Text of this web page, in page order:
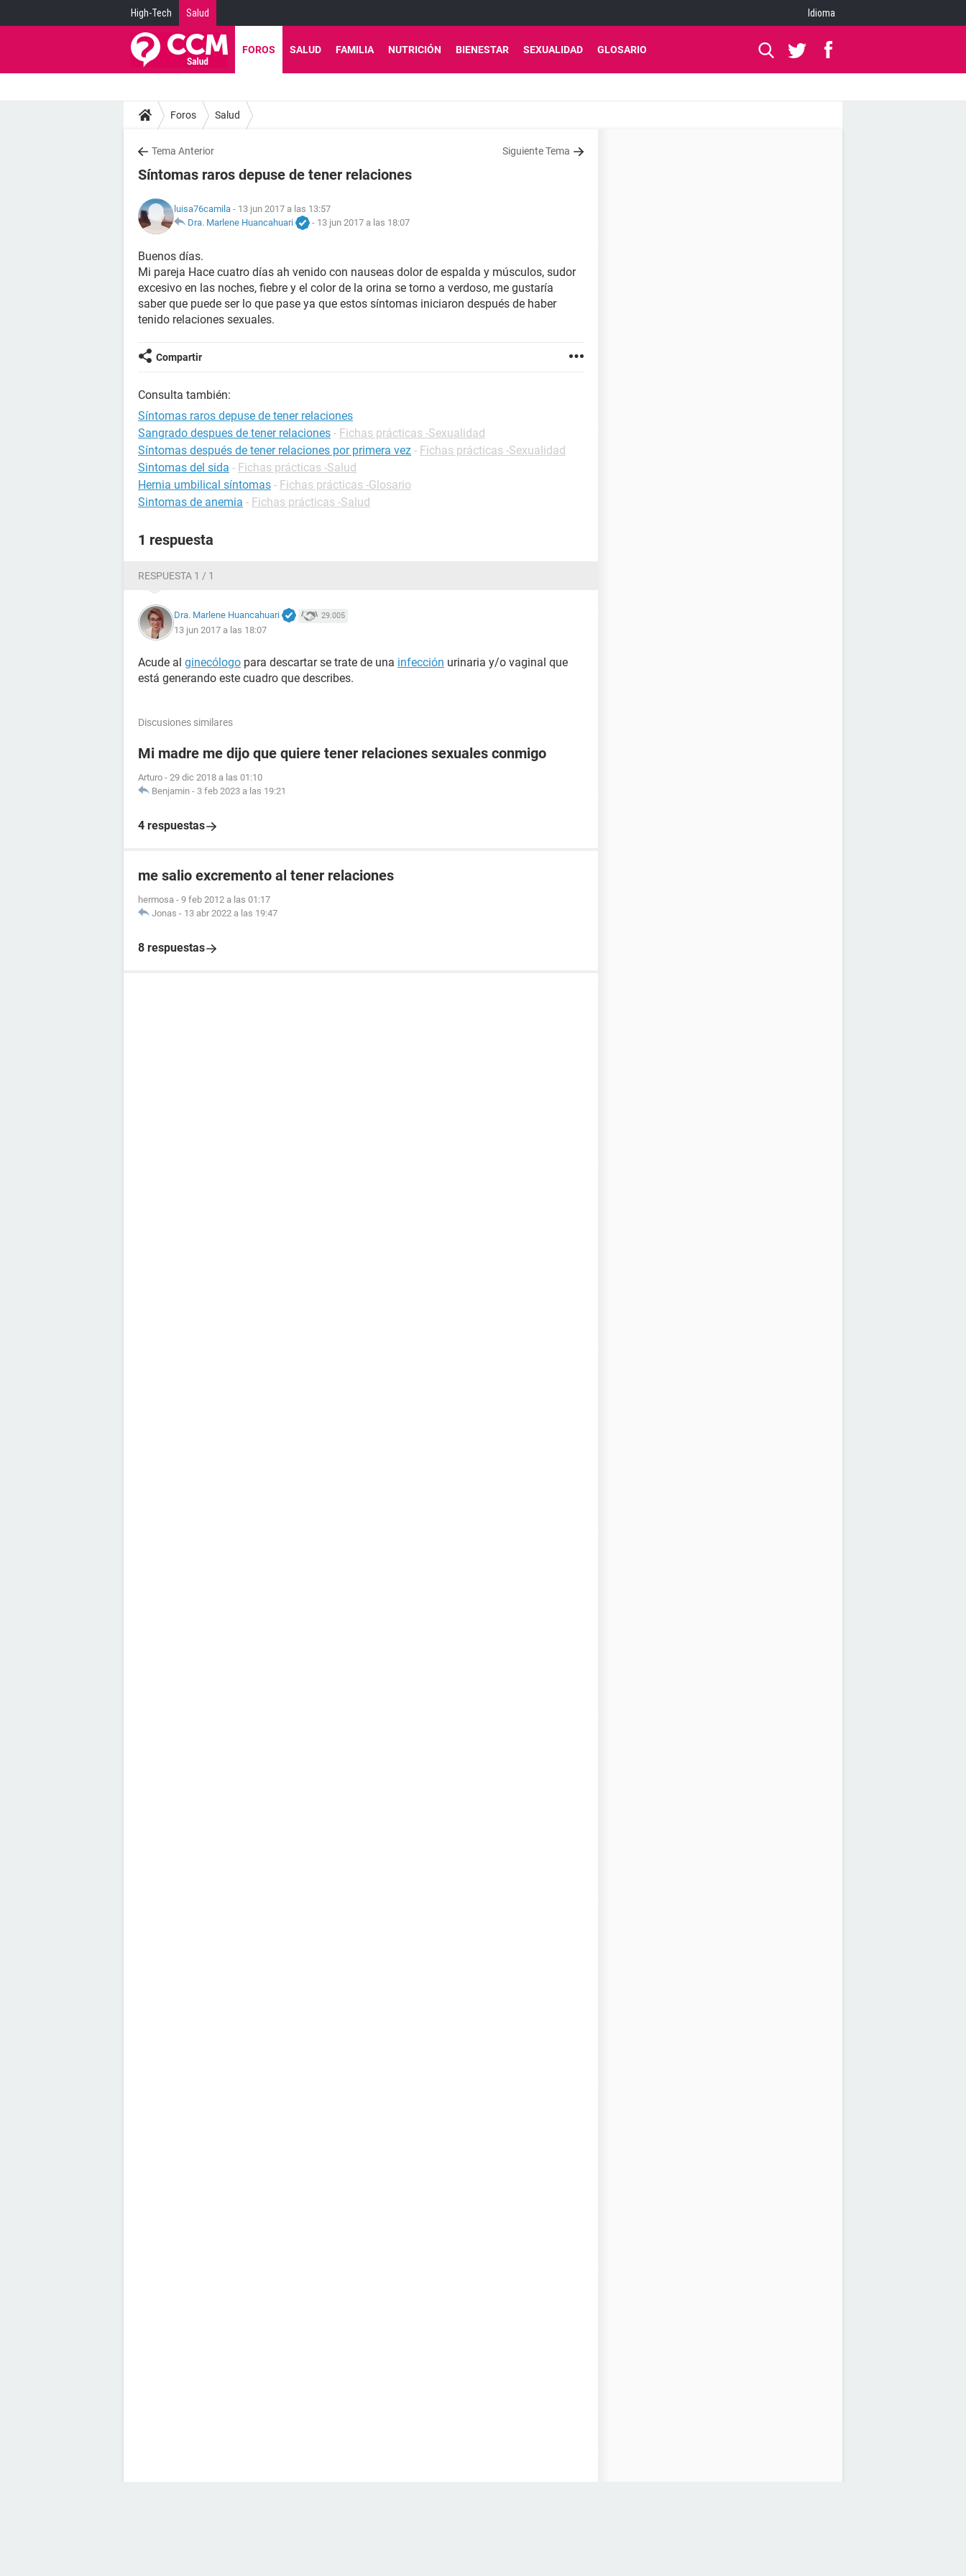
High-Tech Salud Idioma
FOROS SALUD FAMILIA NUTRICIÓN BIENESTAR SEXUALIDAD GLOSARIO
Foros Salud
Tema Anterior Siguiente Tema
Síntomas raros depuse de tener relaciones
luisa76camila - 13 jun 2017 a las 13:57
Dra. Marlene Huancahuari
- 13 jun 2017 a las 18:07
Buenos días.
Mi pareja Hace cuatro días ah venido con nauseas dolor de espalda y músculos, sudor
excesivo en las noches, fiebre y el color de la orina se torno a verdoso, me gustaría
saber que puede ser lo que pase ya que estos síntomas iniciaron después de haber
tenido relaciones sexuales.
Compartir
Consulta también:
Síntomas raros depuse de tener relaciones
Sangrado despues de tener relaciones - Fichas prácticas -Sexualidad
Síntomas después de tener relaciones por primera vez - Fichas prácticas -Sexualidad
Sintomas del sida - Fichas prácticas -Salud
Hernia umbilical síntomas - Fichas prácticas -Glosario
Sintomas de anemia - Fichas prácticas -Salud
1 respuesta
RESPUESTA 1 / 1
Dra. Marlene Huancahuari 29.005
13 jun 2017 a las 18:07
Acude al ginecólogo para descartar se trate de una infección urinaria y/o vaginal que
está generando este cuadro que describes.
Discusiones similares
Mi madre me dijo que quiere tener relaciones sexuales conmigo
Arturo - 29 dic 2018 a las 01:10
Benjamin - 3 feb 2023 a las 19:21
4 respuestas
me salio excremento al tener relaciones
hermosa - 9 feb 2012 a las 01:17
Jonas - 13 abr 2022 a las 19:47
8 respuestas